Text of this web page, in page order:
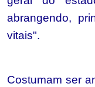
abrangendo,
vitais".
Costumam ser